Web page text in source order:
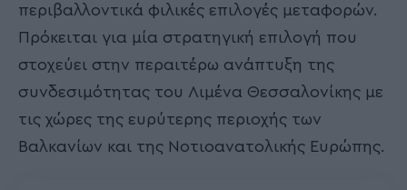
περιβαλλοντικά φιλικές επιλογές μεταφορών.
Πρόκειται για μία στρατηγική επιλογή που
στοχεύει στην περαιτέρω ανάπτυξη της
συνδεσιμότητας του Λιμένα Θεσσαλονίκης με
τις χώρες της ευρύτερης περιοχής των
Βαλκανίων και της Νοτιοανατολικής Ευρώπης.